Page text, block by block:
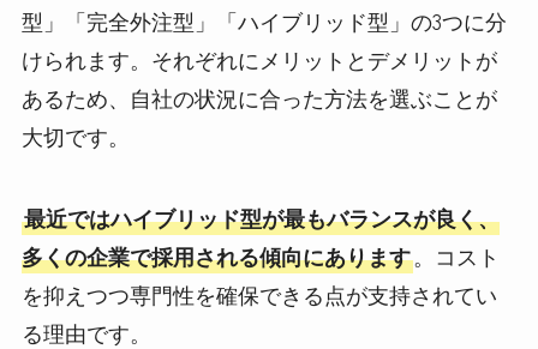
型」「完全外注型」「ハイブリッド型」の3つに分
けられます。それぞれにメリットとデメリットが
あるため、自社の状況に合った方法を選ぶことが
大切です。
最近ではハイブリッド型が最もバランスが良く、
多くの企業で採用される傾向にあります。コスト
を抑えつつ専門性を確保できる点が支持されてい
る理由です。